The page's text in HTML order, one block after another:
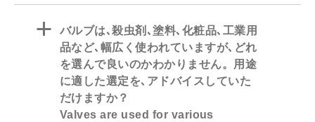
a
バルブは､殺虫剤､塗料､化粧品､工業用
品など､幅広く使われていますが､どれ
を選んで良いのかわかりません。用途
に適した選定を､アドバイスしていた
だけますか？
Valves are used for various